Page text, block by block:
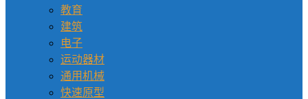
教育
建筑
电子
运动器材
通用机械
快速原型